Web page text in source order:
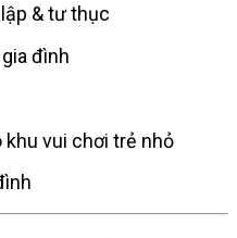
& tư thục
đình
khu vui chơi trẻ nhỏ